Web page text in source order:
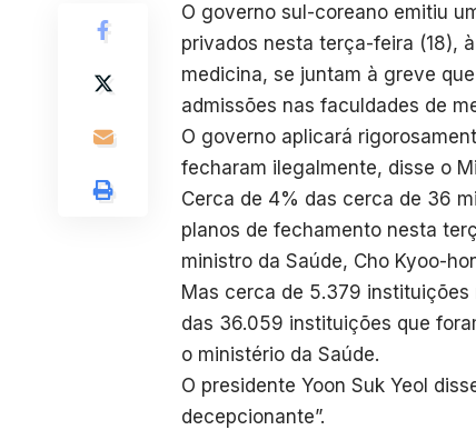
O governo sul-coreano emitiu
privados nesta terça-feira (18),
medicina, se juntam à greve
admissões nas faculdades de
O governo aplicará
fecharam ilegalmente, disse o
Cerca de 4% das cerca de 36
planos de fechamento nesta
ministro da Saúde, Cho Kyoo-
Mas cerca de 5.379
das 36.059 instituições que
o ministério da Saúde.
O presidente Yoon Suk Yeol
decepcionante”.